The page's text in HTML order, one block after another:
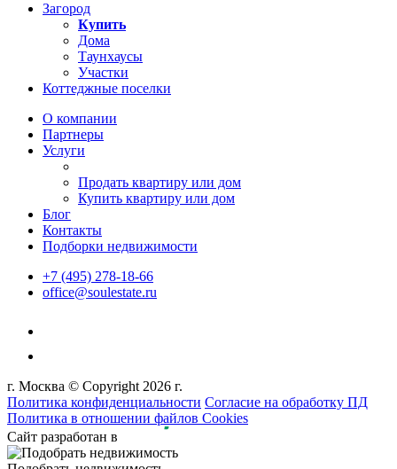
Загород
Купить
Дома
Таунхаусы
Участки
Коттеджные поселки
О компании
Партнеры
Услуги
Продать квартиру или дом
Купить квартиру или дом
Блог
Контакты
Подборки недвижимости
+7 (495) 278-18-66
office@soulestate.ru
г. Москва © Copyright 2026 г.
Политика конфиденциальности Согласие на обработку ПД
Политика в отношении файлов Cookies
Сайт разработан в